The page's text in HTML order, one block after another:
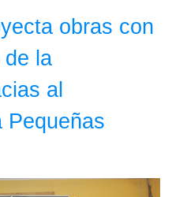
obras con
de la
al
Pequeñas